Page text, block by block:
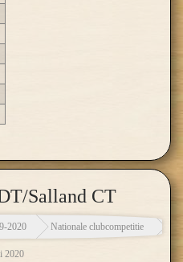
Salland CT
2020 Nationale clubcompetitie
2020